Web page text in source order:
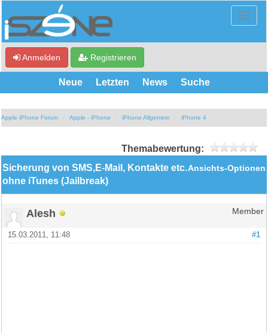
Anmelden Registrieren
Neue Letzten News Suche
Apple iPhone Forum Apple - iPhone iPhone Allgemein iPhone 4
Themabewertung:
Ansichts-Optionen
Sicherung von SMS,E-Mail, Kontakte etc.
ohne iTunes (Jailbreak)
Alesh Member
#1
15.03.2011, 11:48